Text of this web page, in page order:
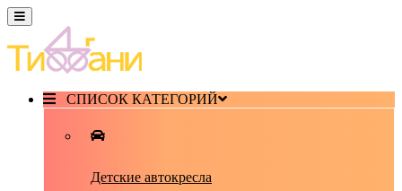
СПИСОК КАТЕГОРИЙ
Детские автокресла